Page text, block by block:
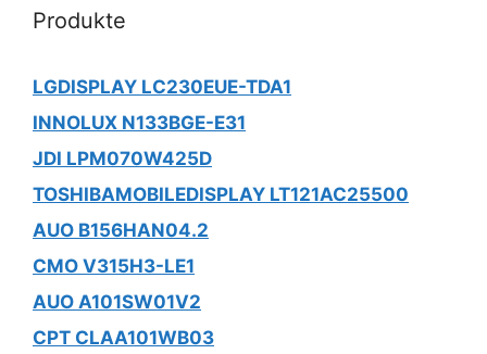
Produkte
LGDISPLAY LC230EUE-TDA1
INNOLUX N133BGE-E31
JDI LPM070W425D
TOSHIBAMOBILEDISPLAY LT121AC25500
AUO B156HAN04.2
CMO V315H3-LE1
AUO A101SW01V2
CPT CLAA101WB03